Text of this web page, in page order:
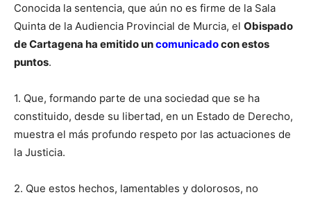
Conocida la sentencia, que aún no es firme de la Sala
Quinta de la Audiencia Provincial de Murcia, el Obispado
de Cartagena ha emitido uncomunicadocon estos
puntos.
1. Que, formando parte de una sociedad que se ha
constituido, desde su libertad, en un Estado de Derecho,
muestra el más profundo respeto por las actuaciones de
la Justicia.
2. Que estos hechos, lamentables y dolorosos, no